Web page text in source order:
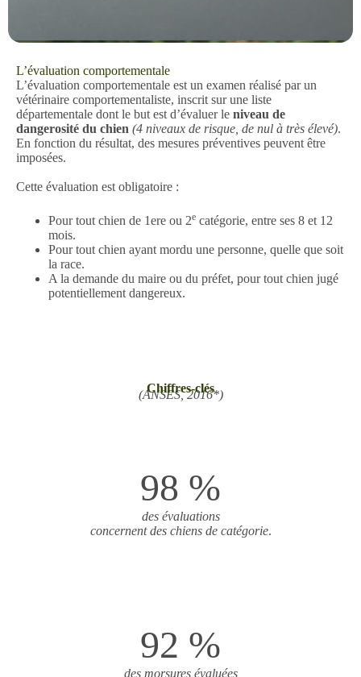
L’évaluation comportementale
L’évaluation comportementale est un examen réalisé par un
vétérinaire comportementaliste, inscrit sur une liste
départementale dont le but est d’évaluer le niveau de
dangerosité du chien (4 niveaux de risque, de nul à très élevé).
En fonction du résultat, des mesures préventives peuvent être
imposées.
Cette évaluation est obligatoire :
Pour tout chien de 1ere ou 2e catégorie, entre ses 8 et 12
mois.
Pour tout chien ayant mordu une personne, quelle que soit
la race.
A la demande du maire ou du préfet, pour tout chien jugé
potentiellement dangereux.
Chiffres-clés
(ANSES, 2016*)
98 %
des évaluations
concernent des chiens de catégorie.
92 %
des morsures évaluées